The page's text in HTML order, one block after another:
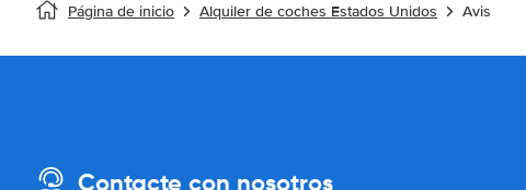
Página de inicio Alquiler de coches Estados Unidos Avis
Contacte con nosotros